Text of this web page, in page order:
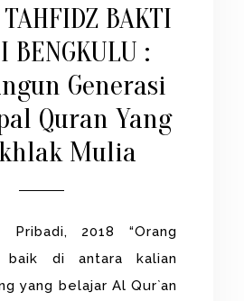
BAKTI
BENGKULU :
Generasi
Quran Yang
Mulia
Pribadi, 2018 “Orang
baik di antara kalian
yang belajar Al Qur`an